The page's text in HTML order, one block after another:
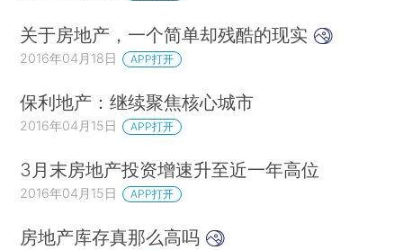
关于房地产，一个简单却残酷的现实
2016年04月18日 APP打开
保利地产：继续聚焦核心城市
2016年04月15日 APP打开
3月末房地产投资增速升至近一年高位
2016年04月15日 APP打开
房地产库存真那么高吗